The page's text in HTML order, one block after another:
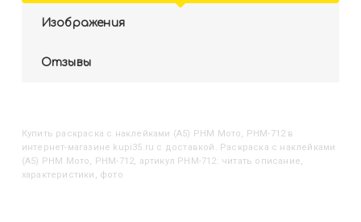
Изображения
Отзывы
Купить Раскраска с наклейками (А5) РНМ Мото, РНМ-712 в
интернет-магазине kupi35.ru с доставкой. Раскраска с наклейками
(А5) РНМ Мото, РНМ-712, артикул РНМ-712: читать описание,
характеристики, фото